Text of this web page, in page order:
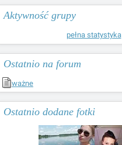
Aktywność grupy
pełna statystyka
Ostatnio na forum
ważne
Ostatnio dodane fotki